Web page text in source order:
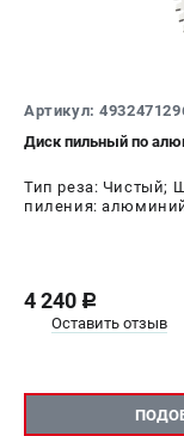
Артикул:
Диск пильный по
Тип реза: Чистый;
пиления:
4 240 c
Оставить отзыв